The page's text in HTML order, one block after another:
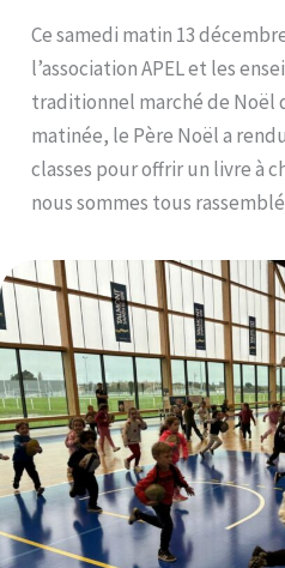
Ce samedi matin 13
l’association APEL et les
traditionnel marché de Noël
matinée, le Père Noël a
classes pour offrir un livre à
nous sommes tous